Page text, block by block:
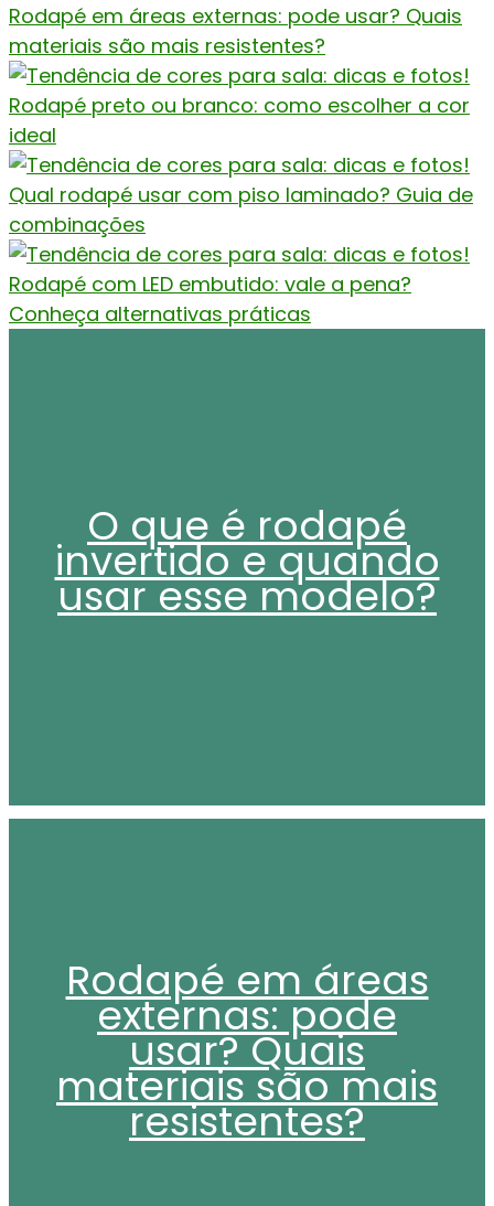
Rodapé em áreas externas: pode usar? Quais
materiais são mais resistentes?
Rodapé preto ou branco: como escolher a cor
ideal
Qual rodapé usar com piso laminado? Guia de
combinações
Rodapé com LED embutido: vale a pena?
Conheça alternativas práticas
O que é rodapé
invertido e quando
usar esse modelo?
Rodapé em áreas
externas: pode
usar? Quais
materiais são mais
resistentes?